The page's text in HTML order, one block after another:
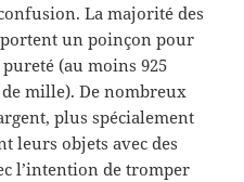
La majorité des
un poinçon pour
(au moins 925
mille). De nombreux
plus spécialement
leurs objets avec des
l’intention de tromper